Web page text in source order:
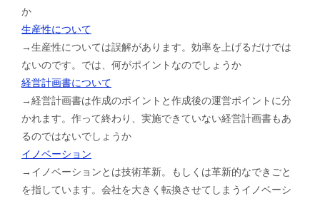
か
生産性について
→生産性については誤解があります。効率を上げるだけでは
ないのです。では、何がポイントなのでしょうか
経営計画書について
→経営計画書は作成のポイントと作成後の運営ポイントに分
かれます。作って終わり、実施できていない経営計画書もあ
るのではないでしょうか
イノベーション
→イノベーションとは技術革新。もしくは革新的なできごと
を指しています。会社を大きく転換させてしまうイノベーシ